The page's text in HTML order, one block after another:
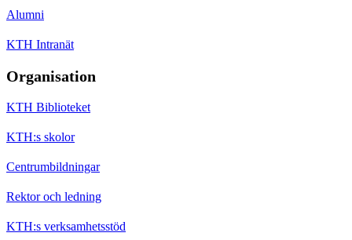
Alumni
KTH Intranät
Organisation
KTH Biblioteket
KTH:s skolor
Centrumbildningar
Rektor och ledning
KTH:s verksamhetsstöd